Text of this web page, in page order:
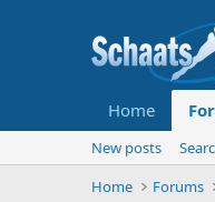
Home
New posts
Home
Forums